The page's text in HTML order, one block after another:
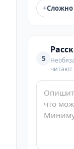
+Сложно
5